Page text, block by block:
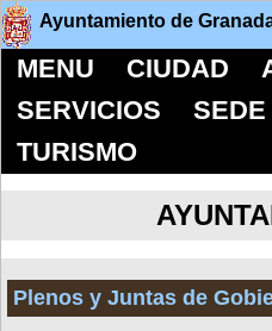
Ayuntamiento de
MENU CIUDAD
SERVICIOS
TURISMO
Plenos y Juntas de